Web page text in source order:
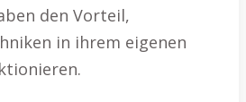
den Vorteil,
in ihrem eigenen